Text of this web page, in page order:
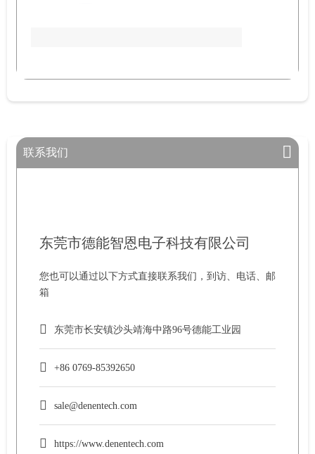
联系我们
东莞市德能智恩电子科技有限公司
您也可以通过以下方式直接联系我们，到访、电话、邮
箱
东莞市长安镇沙头靖海中路96号德能工业园
+86 0769-85392650
sale@denentech.com
https://www.denentech.com